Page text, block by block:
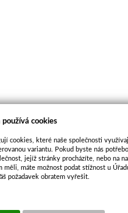
cookies
cookies, které naše společnosti
variantu. Pokud byste nás
jejíž stránky procházíte, nebo na
měli, máte možnost podat stížnost u
požadavek obratem vyřešit.